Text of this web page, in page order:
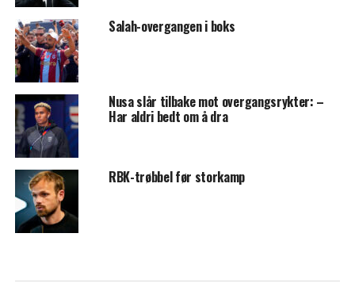
Salah-overgangen i boks
Nusa slår tilbake mot overgangsrykter: –
Har aldri bedt om å dra
RBK-trøbbel før storkamp